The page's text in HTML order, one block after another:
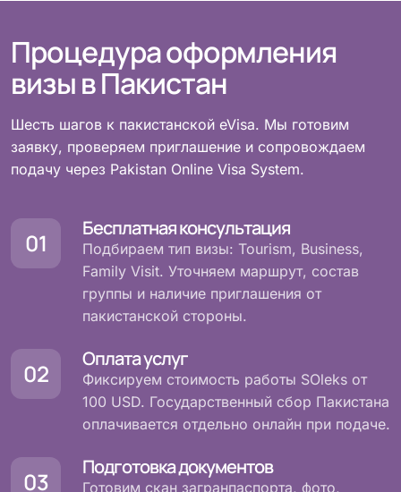
Процедура оформления
визы в Пакистан
Шесть шагов к пакистанской eVisa. Мы готовим
заявку, проверяем приглашение и сопровождаем
подачу через Pakistan Online Visa System.
Бесплатная консультация
Подбираем тип визы: Tourism, Business,
Family Visit. Уточняем маршрут, состав
группы и наличие приглашения от
пакистанской стороны.
Оплата услуг
Фиксируем стоимость работы SOleks от
100 USD. Государственный сбор Пакистана
оплачивается отдельно онлайн при подаче.
Подготовка документов
Готовим скан загранпаспорта, фото,